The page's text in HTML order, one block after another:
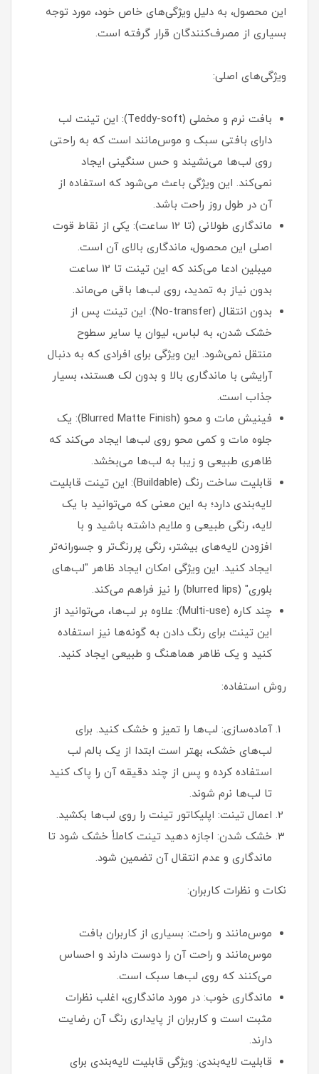
این محصول، به دلیل ویژگی‌های خاص خود، مورد توجه
بسیاری از مصرف‌کنندگان قرار گرفته است.
ویژگی‌های اصلی:
بافت نرم و مخملی (Teddy-soft): این تینت لب
دارای بافتی سبک و موس‌مانند است که به راحتی
روی لب‌ها می‌نشیند و حس سنگینی ایجاد
نمی‌کند. این ویژگی باعث می‌شود که استفاده از
آن در طول روز راحت باشد.
ماندگاری طولانی (تا 12 ساعت): یکی از نقاط قوت
اصلی این محصول، ماندگاری بالای آن است.
میبلین ادعا می‌کند که این تینت تا 12 ساعت
بدون نیاز به تمدید، روی لب‌ها باقی می‌ماند.
بدون انتقال (No-transfer): این تینت پس از
خشک شدن، به لباس، لیوان یا سایر سطوح
منتقل نمی‌شود. این ویژگی برای افرادی که به دنبال
آرایشی با ماندگاری بالا و بدون لک هستند، بسیار
جذاب است.
فینیش مات و محو (Blurred Matte Finish): یک
جلوه مات و کمی محو روی لب‌ها ایجاد می‌کند که
ظاهری طبیعی و زیبا به لب‌ها می‌بخشد.
قابلیت ساخت رنگ (Buildable): این تینت قابلیت
لایه‌بندی دارد؛ به این معنی که می‌توانید با یک
لایه، رنگی طبیعی و ملایم داشته باشید و با
افزودن لایه‌های بیشتر، رنگی پررنگ‌تر و جسورانه‌تر
ایجاد کنید. این ویژگی امکان ایجاد ظاهر "لب‌های
بلوری" (blurred lips) را نیز فراهم می‌کند.
چند کاره (Multi-use): علاوه بر لب‌ها، می‌توانید از
این تینت برای رنگ دادن به گونه‌ها نیز استفاده
کنید و یک ظاهر هماهنگ و طبیعی ایجاد کنید.
روش استفاده:
آماده‌سازی: لب‌ها را تمیز و خشک کنید. برای
لب‌های خشک، بهتر است ابتدا از یک بالم لب
استفاده کرده و پس از چند دقیقه آن را پاک کنید
تا لب‌ها نرم شوند.
اعمال تینت: اپلیکاتور تینت را روی لب‌ها بکشید.
خشک شدن: اجازه دهید تینت کاملاً خشک شود تا
ماندگاری و عدم انتقال آن تضمین شود.
نکات و نظرات کاربران:
موس‌مانند و راحت: بسیاری از کاربران بافت
موس‌مانند و راحت آن را دوست دارند و احساس
می‌کنند که روی لب‌ها سبک است.
ماندگاری خوب: در مورد ماندگاری، اغلب نظرات
مثبت است و کاربران از پایداری رنگ آن رضایت
دارند.
قابلیت لایه‌بندی: ویژگی قابلیت لایه‌بندی برای